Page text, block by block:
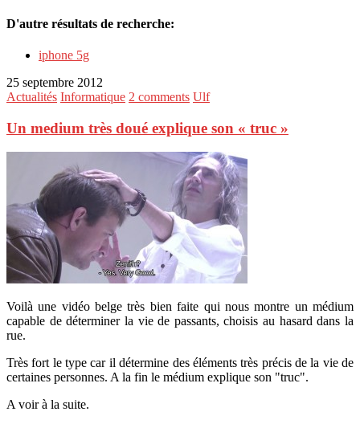
D'autre résultats de recherche:
iphone 5g
25 septembre 2012
Actualités Informatique 2 comments Ulf
Un medium très doué explique son « truc »
Voilà une vidéo belge très bien faite qui nous montre un médium
capable de déterminer la vie de passants, choisis au hasard dans la
rue.
Très fort le type car il détermine des éléments très précis de la vie de
certaines personnes. A la fin le médium explique son "truc".
A voir à la suite.